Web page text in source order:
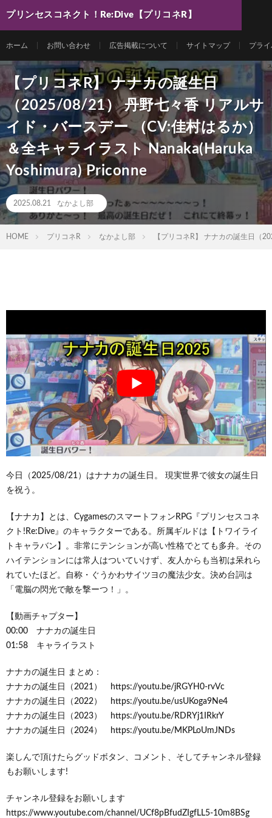
プリンセスコネクト！Re:Dive【プリコネR】
ホーム お問い合わせ 広告掲載について サイトマップ プラ
【プリコネR】 ナナカの誕生日
（2025/08/21） 丹野七々香 リアルサ
イド・バースデー （CV:佳村はるか）
＆全キャライラスト Nanaka(Haruka
Yoshimura) Priconne
2025.08.21 なかよし部
HOME プリコネR なかよし部 【プリコネR】 ナナカの誕生日（
今日（2025/08/21）はナナカの誕生日。 現実世界で彼女の誕生日
を祝う。
【ナナカ】とは、CygamesのスマートフォンRPG『プリンセスコネ
クト!Re:Dive』のキャラクターである。所属ギルドは【トワイライ
トキャラバン】。非常にテンションが高い性格でとても多弁。その
ハイテンションには常人はついていけず、友人からも当初は呆れら
れていたほど。自称・ぐうかわサイツヨの魔法少女。決め台詞は
「電脳の閃光で敵を撃ーつ！」。
【動画チャプター】
00:00 ナナカの誕生日
01:58 キャライラスト
ナナカの誕生日 まとめ：
ナナカの誕生日（2021） https://youtu.be/jRGYH0-rvVc
ナナカの誕生日（2022） https://youtu.be/usUKoga9Ne4
ナナカの誕生日（2023） https://youtu.be/RDRYj1IRkrY
ナナカの誕生日（2024） https://youtu.be/MKPLoUmJNDs
楽しんで頂けたらグッドボタン、コメント、そしてチャンネル登録
もお願いします!
チャンネル登録をお願いします
https://www.youtube.com/channel/UCf8pBfudZIgfLL5-10m8BSg